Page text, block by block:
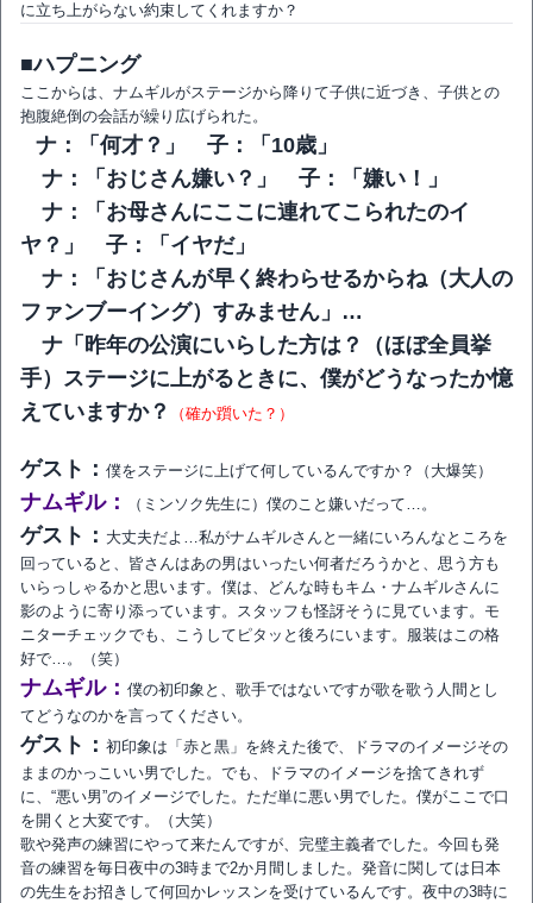
に立ち上がらない約束してくれますか？
■ハプニング
ここからは、ナムギルがステージから降りて子供に近づき、子供との
抱腹絶倒の会話が繰り広げられた。
ナ：「何才？」 子：「10歳」
ナ：「おじさん嫌い？」 子：「嫌い！」
ナ：「お母さんにここに連れてこられたのイ
ヤ？」 子：「イヤだ」
ナ：「おじさんが早く終わらせるからね（大人の
ファンブーイング）すみません」…
ナ「昨年の公演にいらした方は？（ほぼ全員挙
手）ステージに上がるときに、僕がどうなったか憶
えていますか？
（確か躓いた？）
ゲスト： 僕をステージに上げて何しているんですか？（大爆笑）
ナムギル： （ミンソク先生に）僕のこと嫌いだって…。
ゲスト： 大丈夫だよ…私がナムギルさんと一緒にいろんなところを
回っていると、皆さんはあの男はいったい何者だろうかと、思う方も
いらっしゃるかと思います。僕は、どんな時もキム・ナムギルさんに
影のように寄り添っています。スタッフも怪訝そうに見ています。モ
ニターチェックでも、こうしてピタッと後ろにいます。服装はこの格
好で…。（笑）
ナムギル： 僕の初印象と、歌手ではないですが歌を歌う人間とし
てどうなのかを言ってください。
ゲスト： 初印象は「赤と黒」を終えた後で、ドラマのイメージその
ままのかっこいい男でした。でも、ドラマのイメージを捨てきれず
に、“悪い男”のイメージでした。ただ単に悪い男でした。僕がここで口
を開くと大変です。（大笑）
歌や発声の練習にやって来たんですが、完璧主義者でした。今回も発
音の練習を毎日夜中の3時まで2か月間しました。発音に関しては日本
の先生をお招きして何回かレッスンを受けているんです。夜中の3時に